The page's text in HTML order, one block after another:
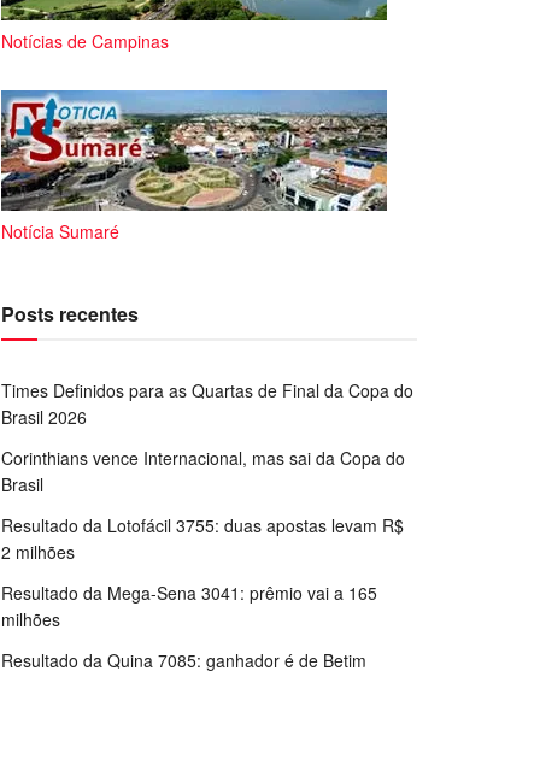
Notícias de Campinas
Notícia Sumaré
Posts recentes
Times Definidos para as Quartas de Final da Copa do
Brasil 2026
Corinthians vence Internacional, mas sai da Copa do
Brasil
Resultado da Lotofácil 3755: duas apostas levam R$
2 milhões
Resultado da Mega-Sena 3041: prêmio vai a 165
milhões
Resultado da Quina 7085: ganhador é de Betim